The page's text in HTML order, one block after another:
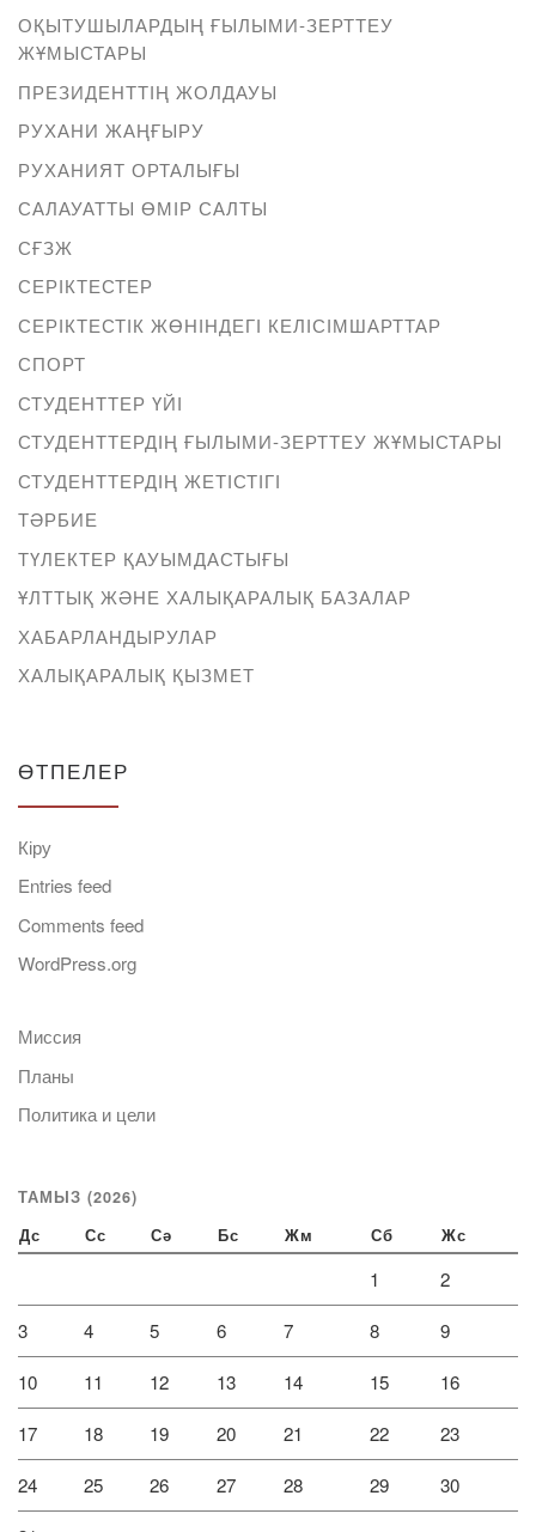
ОҚЫТУШЫЛАРДЫҢ ҒЫЛЫМИ-ЗЕРТТЕУ
ЖҰМЫСТАРЫ
ПРЕЗИДЕНТТІҢ ЖОЛДАУЫ
РУХАНИ ЖАҢҒЫРУ
РУХАНИЯТ ОРТАЛЫҒЫ
САЛАУАТТЫ ӨМІР САЛТЫ
СҒЗЖ
СЕРІКТЕСТЕР
СЕРІКТЕСТІК ЖӨНІНДЕГІ КЕЛІСІМШАРТТАР
СПОРТ
СТУДЕНТТЕР ҮЙІ
СТУДЕНТТЕРДІҢ ҒЫЛЫМИ-ЗЕРТТЕУ ЖҰМЫСТАРЫ
СТУДЕНТТЕРДІҢ ЖЕТІСТІГІ
ТӘРБИЕ
ТҮЛЕКТЕР ҚАУЫМДАСТЫҒЫ
ҰЛТТЫҚ ЖӘНЕ ХАЛЫҚАРАЛЫҚ БАЗАЛАР
ХАБАРЛАНДЫРУЛАР
ХАЛЫҚАРАЛЫҚ ҚЫЗМЕТ
ӨТПЕЛЕР
Кіру
Entries feed
Comments feed
WordPress.org
Миссия
Планы
Политика и цели
ТАМЫЗ (2026)
Дс Сс Сә Бс Жм Сб Жс
1 2
3 4 5 6 7 8 9
10 11 12 13 14 15 16
17 18 19 20 21 22 23
24 25 26 27 28 29 30